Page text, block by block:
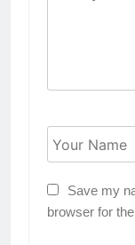
Save my
browser for